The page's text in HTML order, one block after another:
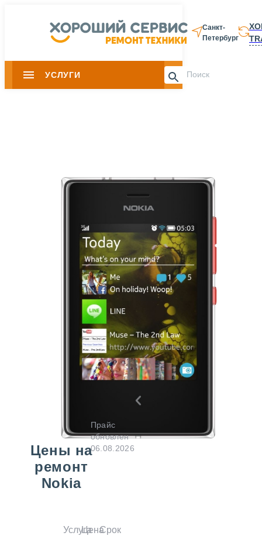
Санкт-
Петербург
УСЛУГИ 8 812 337-
Цены на
ремонт
Nokia
Прайс
обновлен
06.08.2026
УслугаЦенаСрок